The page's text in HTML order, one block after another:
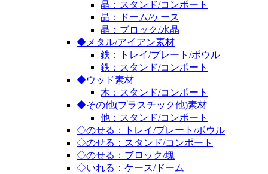
晶：スタンド/コンポート
晶：ドーム/ケース
晶：ブロック/水晶
◆メタル/アイアン素材
鉄：トレイ/プレート/ボウル
鉄：スタンド/コンポート
◆ウッド素材
木：スタンド/コンポート
◆その他(プラスチック他)素材
他：スタンド/コンポート
◇のせる：トレイ/プレート/ボウル
◇のせる：スタンド/コンポート
◇のせる：ブロック/塊
◇いれる：ケース/ドーム